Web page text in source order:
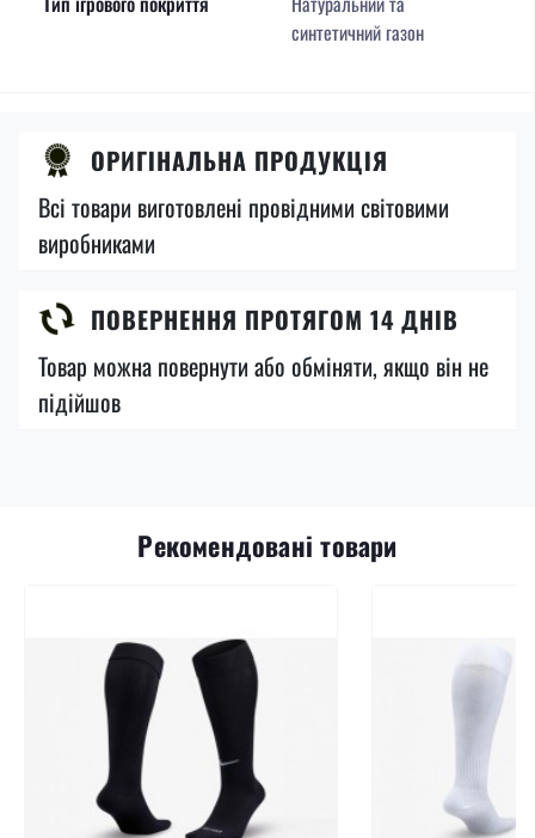
синтетичний газон
ОРИГІНАЛЬНА ПРОДУКЦІЯ
Всі товари виготовлені провідними світовими
виробниками
ПОВЕРНЕННЯ ПРОТЯГОМ 14 ДНІВ
Товар можна повернути або обміняти, якщо він не
підійшов
Рекомендовані товари